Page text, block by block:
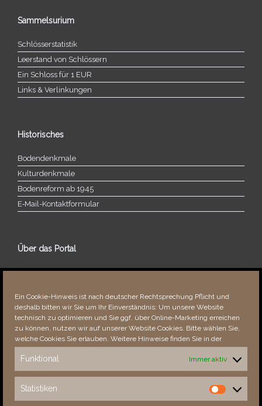
Ein Cookie-Hinweis ist nach deutscher Rechtsprechung Pflicht und
deshalb bitten wir Sie um Ihr Einverständnis: Um unsere Website
technisch zu optimieren und Sie ggf. über Online-Marketing erreichen
zu können, nutzen wir auf unserer Website Cookies. Bitte wählen Sie,
welche Cookies Sie erlauben. Weitere Hinweise finden Sie in der
Funktional Immer aktiv
Statistiken
Statistiken
Sammelsurium
Schlösserstatistik
Leerstand von Schlössern
Ein Schloss für 1 EUR
Links & Verlinkungen
Historisches
Bodendenkmale
Kulturdenkmale
Bodenreform ab 1945
E‑Mail-​​Kontaktformular
Über das Portal
Über dieses Portal
Fehler bemerkt?
Besucher seit 08/​2021